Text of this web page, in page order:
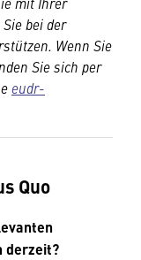
bei der
Wenn Sie
Sie sich per
eudr-
Quo
derzeit?